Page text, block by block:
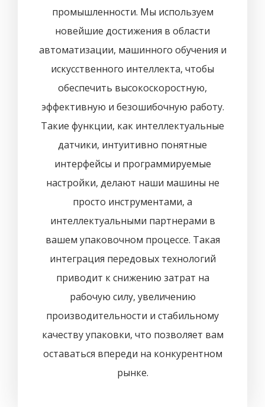
промышленности. Мы используем
новейшие достижения в области
автоматизации, машинного обучения и
искусственного интеллекта, чтобы
обеспечить высокоскоростную,
эффективную и безошибочную работу.
Такие функции, как интеллектуальные
датчики, интуитивно понятные
интерфейсы и программируемые
настройки, делают наши машины не
просто инструментами, а
интеллектуальными партнерами в
вашем упаковочном процессе. Такая
интеграция передовых технологий
приводит к снижению затрат на
рабочую силу, увеличению
производительности и стабильному
качеству упаковки, что позволяет вам
оставаться впереди на конкурентном
рынке.